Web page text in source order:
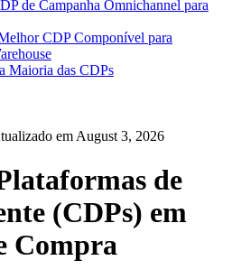
de Campanha Omnichannel para
CDP Componível para
Maioria das CDPs
em August 3, 2026
de
(CDPs) em
Compra